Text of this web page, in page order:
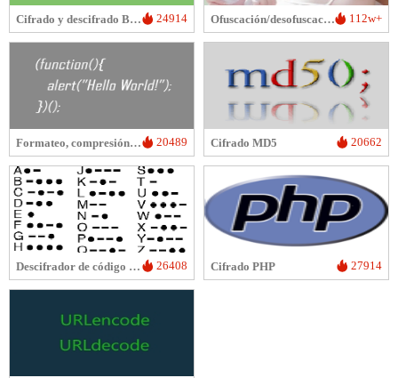
Cifrado y descifrado Base64 24914 Ofuscación/desofuscación de imágenes 112w+
Formateo, compresión, cifrado/ofuscación de código JS 20489 Cifrado MD5 20662
Descifrador de código Morse 26408 Cifrado PHP 27914